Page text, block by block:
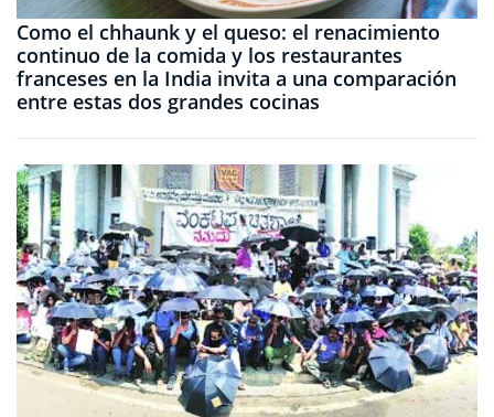
Como el chhaunk y el queso: el renacimiento
continuo de la comida y los restaurantes
franceses en la India invita a una comparación
entre estas dos grandes cocinas